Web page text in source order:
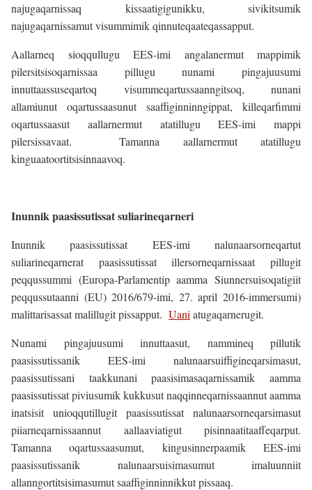
najugaqarnissaq kissaatigigunikku, sivikitsumik
najugaqarnissamut visummimik qinnuteqaateqassapput.
Aallarneq sioqqullugu EES-imi angalanermut mappimik
pilersitsisoqarnissaa pillugu nunami pingajuusumi
innuttaassuseqartoq visummeqartussaanngitsoq, nunani
allamiunut oqartussaasunut saaffiginninngippat, killeqarfimmi
oqartussaasut aallarnermut atatillugu EES-imi mappi
pilersissavaat. Tamanna aallarnermut atatillugu
kinguaatoortitsisinnaavoq.
Inunnik paasissutissat suliarineqarneri
Inunnik paasissutissat EES-imi nalunaarsorneqartut
suliarineqarnerat paasissutissat illersorneqarnissaat pillugit
peqqussummi (Europa-Parlamentip aamma Siunnersuisoqatigiit
peqqussutaanni (EU) 2016/679-imi, 27. april 2016-immersumi)
malittarisassat malillugit pissapput. Uani atugaqarnerugit.
Nunami pingajuusumi innuttaasut, nammineq pillutik
paasissutissanik EES-imi nalunaarsuiffigineqarsimasut,
paasissutissani taakkunani paasisimasaqarnissamik aamma
paasissutissat piviusumik kukkusut naqqinneqarnissaannut aamma
inatsisit unioqqutillugit paasissutissat nalunaarsorneqarsimasut
piiarneqarnissaannut aallaaviatigut pisinnaatitaaffeqarput.
Tamanna oqartussaasumut, kingusinnerpaamik EES-imi
paasissutissanik nalunaarsuisimasumut imaluunniit
allanngortitsisimasumut saaffiginninnikkut pissaaq.